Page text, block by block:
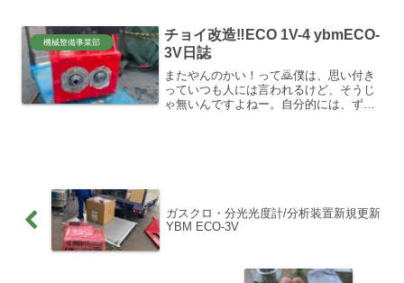
ロ、回転ラインは3分→4...
機械整備事業部
チョイ改造‼ECO 1V-4 ybmECO-
3V日誌
またやんのかい！って🙇僕は、思い付き
っていつも人には言われるけど、そうじ
ゃ無いんですよねー。自分的には、ずっ
ガスクロ・分光光度計/分析装置新規更新
YBM ECO-3V